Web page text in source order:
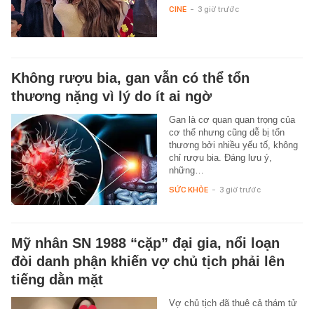
CINE - 3 giờ trước
Không rượu bia, gan vẫn có thể tổn
thương nặng vì lý do ít ai ngờ
Gan là cơ quan quan trọng của
cơ thể nhưng cũng dễ bị tổn
thương bởi nhiều yếu tố, không
chỉ rượu bia. Đáng lưu ý,
những…
SỨC KHỎE - 3 giờ trước
Mỹ nhân SN 1988 “cặp” đại gia, nổi loạn
đòi danh phận khiến vợ chủ tịch phải lên
tiếng dằn mặt
Vợ chủ tịch đã thuê cả thám tử